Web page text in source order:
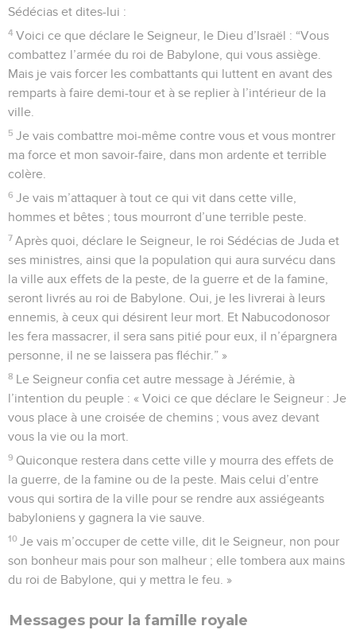
Sédécias et dites-lui :
4 Voici ce que déclare le Seigneur, le Dieu d’Israël : “Vous
combattez l’armée du roi de Babylone, qui vous assiège.
Mais je vais forcer les combattants qui luttent en avant des
remparts à faire demi-tour et à se replier à l’intérieur de la
ville.
5 Je vais combattre moi-même contre vous et vous montrer
ma force et mon savoir-faire, dans mon ardente et terrible
colère.
6 Je vais m’attaquer à tout ce qui vit dans cette ville,
hommes et bêtes ; tous mourront d’une terrible peste.
7 Après quoi, déclare le Seigneur, le roi Sédécias de Juda et
ses ministres, ainsi que la population qui aura survécu dans
la ville aux effets de la peste, de la guerre et de la famine,
seront livrés au roi de Babylone. Oui, je les livrerai à leurs
ennemis, à ceux qui désirent leur mort. Et Nabucodonosor
les fera massacrer, il sera sans pitié pour eux, il n’épargnera
personne, il ne se laissera pas fléchir.” »
8 Le Seigneur confia cet autre message à Jérémie, à
l’intention du peuple : « Voici ce que déclare le Seigneur : Je
vous place à une croisée de chemins ; vous avez devant
vous la vie ou la mort.
9 Quiconque restera dans cette ville y mourra des effets de
la guerre, de la famine ou de la peste. Mais celui d’entre
vous qui sortira de la ville pour se rendre aux assiégeants
babyloniens y gagnera la vie sauve.
10 Je vais m’occuper de cette ville, dit le Seigneur, non pour
son bonheur mais pour son malheur ; elle tombera aux mains
du roi de Babylone, qui y mettra le feu. »
Messages pour la famille royale